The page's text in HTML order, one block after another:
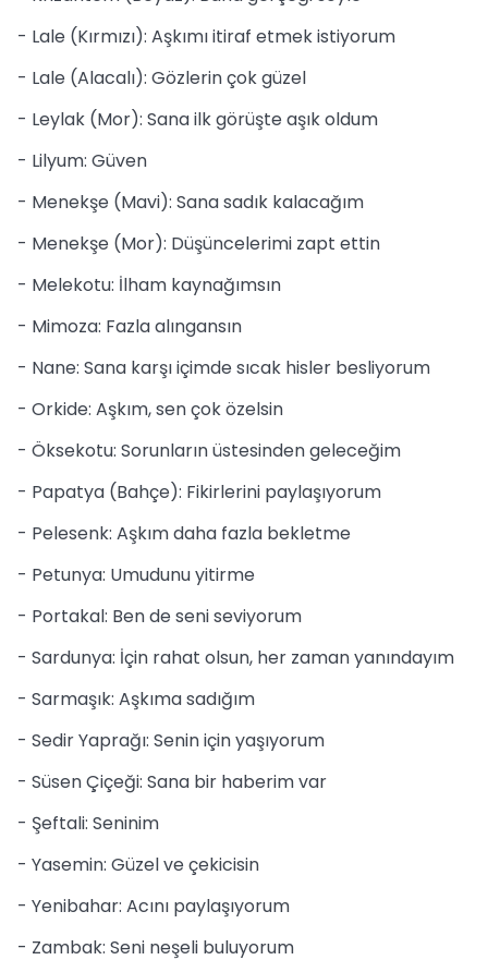
- Lale (Kırmızı): Aşkımı itiraf etmek istiyorum
- Lale (Alacalı): Gözlerin çok güzel
- Leylak (Mor): Sana ilk görüşte aşık oldum
- Lilyum: Güven
- Menekşe (Mavi): Sana sadık kalacağım
- Menekşe (Mor): Düşüncelerimi zapt ettin
- Melekotu: İlham kaynağımsın
- Mimoza: Fazla alıngansın
- Nane: Sana karşı içimde sıcak hisler besliyorum
- Orkide: Aşkım, sen çok özelsin
- Öksekotu: Sorunların üstesinden geleceğim
- Papatya (Bahçe): Fikirlerini paylaşıyorum
- Pelesenk: Aşkım daha fazla bekletme
- Petunya: Umudunu yitirme
- Portakal: Ben de seni seviyorum
- Sardunya: İçin rahat olsun, her zaman yanındayım
- Sarmaşık: Aşkıma sadığım
- Sedir Yaprağı: Senin için yaşıyorum
- Süsen Çiçeği: Sana bir haberim var
- Şeftali: Seninim
- Yasemin: Güzel ve çekicisin
- Yenibahar: Acını paylaşıyorum
- Zambak: Seni neşeli buluyorum